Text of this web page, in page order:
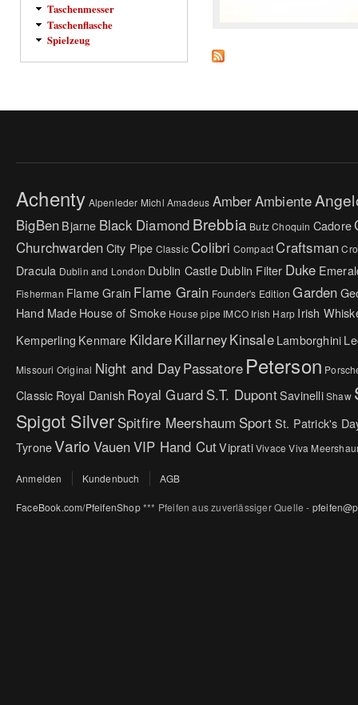
Taschenmesser
Taschenflasche
Spielzeug
Achenty Alpenleder Michl Amadeus AmberAmbiente
BigBenBjarne Black Diamond Brebbia Butz Choquin Cadore
ChurchwardenCity Pipe ClassicColibri Compact Craftsman
Dracula Dublin and London Dublin CastleDublin Filter Duke
Fisherman Flame Grain Flame Grain Founder's Edition Garden
Hand MadeHouse of Smoke House pipe IMCO Irish Harp Irish
Kemperling Kenmare KildareKillarneyKinsaleLamborghini
Missouri Original Night and DayPassatore Peterson
Classic Royal Danish Royal Guard S.T. DupontSavinelliShaw
Spigot Silver Spitfire Meershaum SportSt. Patrick's
TyroneVario VauenVIP Hand CutVipratiVivace Viva
Anmelden Kundenbuch AGB
FaceBook.com/PfeifenShop*** Pfeifen aus zuverlässiger Quelle -